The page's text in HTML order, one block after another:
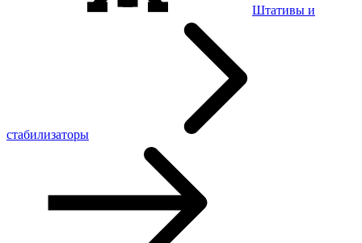
Штативы и
стабилизаторы